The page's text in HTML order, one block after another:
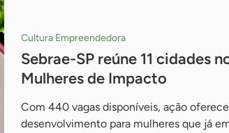
Cultura Empreendedora
Sebrae-SP reúne 11 cidades
Mulheres de Impacto
Com 440 vagas disponíveis, ação
desenvolvimento para mulheres que já